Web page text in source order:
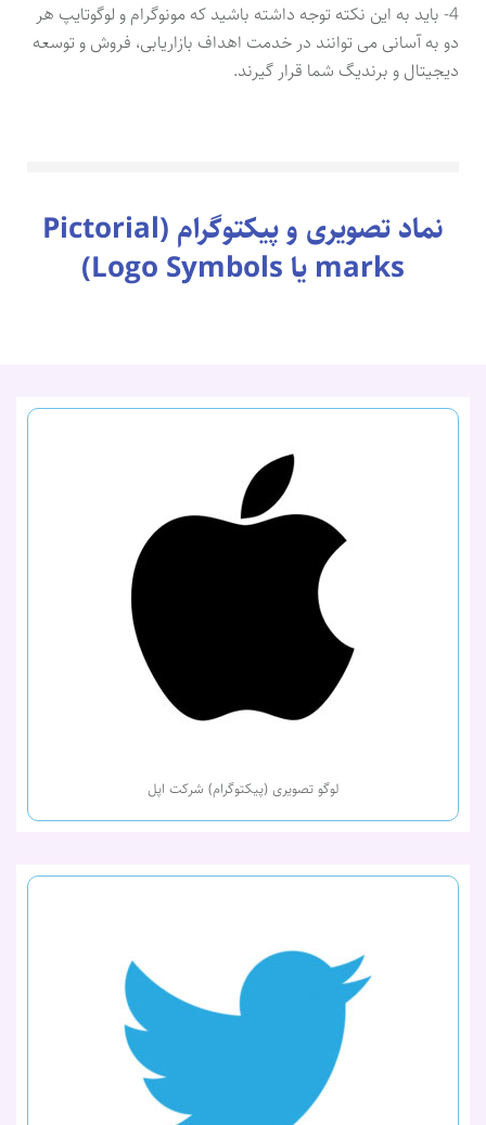
4- باید به این نکته توجه داشته باشید که مونوگرام و لوگوتایپ هر
دو به آسانی می توانند در خدمت اهداف بازاریابی، فروش و توسعه
دیجیتال و برندیگ شما قرار گیرند.
نماد تصویری و پیکتوگرام (Pictorial
marks یا Logo Symbols)
لوگو تصویری (پیکتوگرام) شرکت اپل